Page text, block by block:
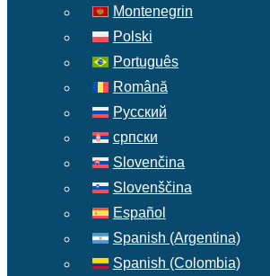
Montenegrin
Polski
Português
Română
Русский
српски
Slovenčina
Slovenščina
Español
Spanish (Argentina)
Spanish (Colombia)